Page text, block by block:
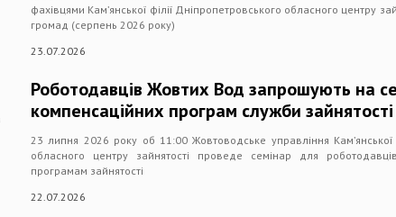
фахівцями Кам’янської філії Дніпропетровського обласного центру
громад (серпень 2026 року)
23.07.2026
Роботодавців Жовтих Вод запрошують на
компенсаційних програм служби зайнятості
23 липня 2026 року об 11:00 Жовтоводське управління Кам’янської
обласного центру зайнятості проведе семінар для
програмам зайнятості
22.07.2026